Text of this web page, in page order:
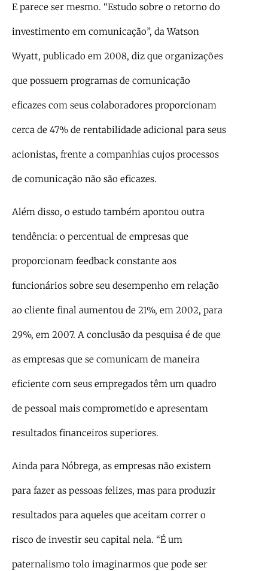
E parece ser mesmo. “Estudo sobre o retorno do
investimento em comunicação”, da Watson
Wyatt, publicado em 2008, diz que organizações
que possuem programas de comunicação
eficazes com seus colaboradores proporcionam
cerca de 47% de rentabilidade adicional para seus
acionistas, frente a companhias cujos processos
de comunicação não são eficazes.
Além disso, o estudo também apontou outra
tendência: o percentual de empresas que
proporcionam feedback constante aos
funcionários sobre seu desempenho em relação
ao cliente final aumentou de 21%, em 2002, para
29%, em 2007. A conclusão da pesquisa é de que
as empresas que se comunicam de maneira
eficiente com seus empregados têm um quadro
de pessoal mais comprometido e apresentam
resultados financeiros superiores.
Ainda para Nóbrega, as empresas não existem
para fazer as pessoas felizes, mas para produzir
resultados para aqueles que aceitam correr o
risco de investir seu capital nela. “É um
paternalismo tolo imaginarmos que pode ser